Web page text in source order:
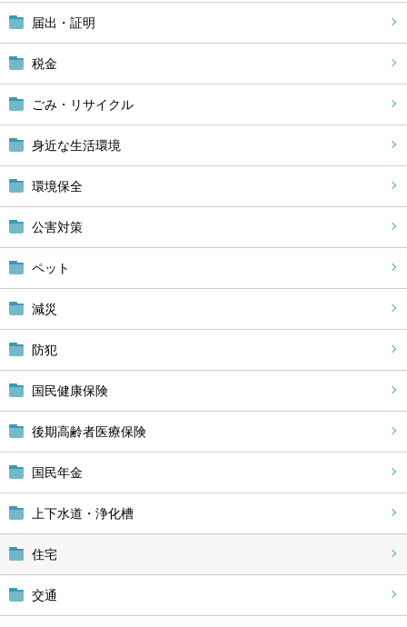
届出・証明
税金
ごみ・リサイクル
身近な生活環境
環境保全
公害対策
ペット
減災
防犯
国民健康保険
後期高齢者医療保険
国民年金
上下水道・浄化槽
住宅
交通